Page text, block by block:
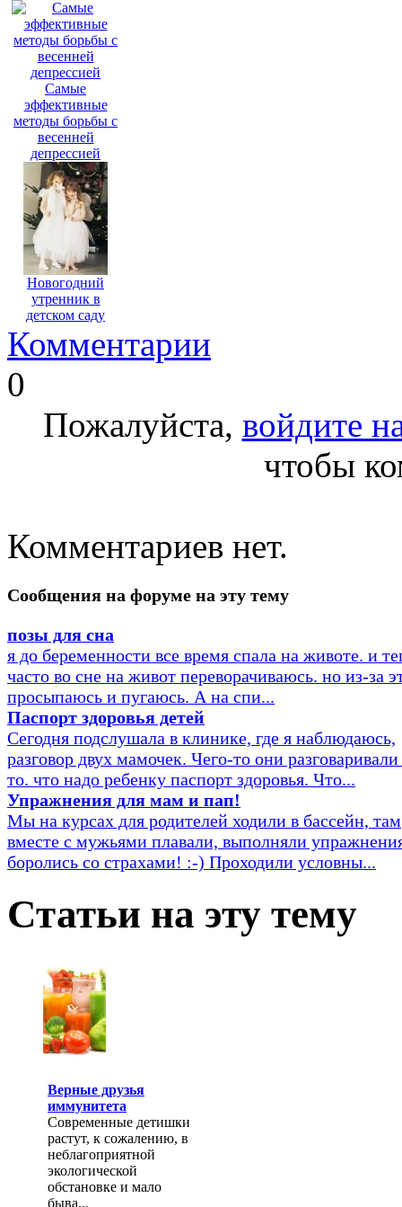
Самые
эффективные
методы борьбы с
весенней
депрессией
Новогодний
утренник в
детском саду
Комментарии
0
Пожалуйста, войдите
чтобы
Комментариев нет.
Сообщения на форуме на эту тему
позы для сна
я до беременности все время спала на животе. и
часто во сне на живот переворачиваюсь. но из-за
просыпаюсь и пугаюсь. А на спи...
Паспорт здоровья детей
Сегодня подслушала в клинике, где я наблюдаюсь,
разговор двух мамочек. Чего-то они
то. что надо ребенку паспорт здоровья. Что...
Упражнения для мам и пап!
Мы на курсах для родителей ходили в бассейн, там
вместе с мужьями плавали, выполняли
боролись со страхами! :-) Проходили условны...
Статьи на эту тему
Верные друзья
иммунитета
Современные детишки
растут, к сожалению, в
неблагоприятной
экологической
обстановке и мало
быва...